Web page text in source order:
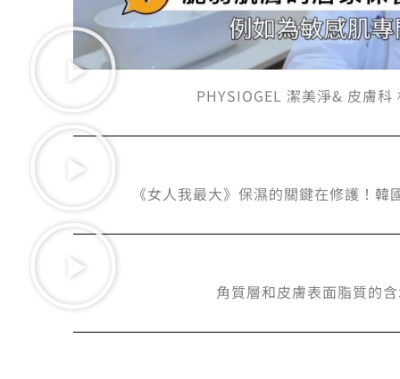
PHYSIOGEL 潔美淨& 皮膚
《女人我最大》保濕的關鍵在修護！
角質層和皮膚表面脂質的